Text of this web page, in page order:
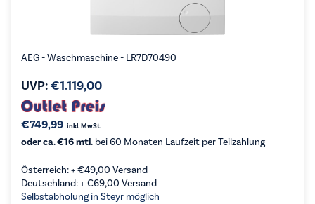
AEG - Waschmaschine - LR7D70490
UVP:€1.119,00
€749,99 inkl. MwSt.
oder ca. €16 mtl. bei 60 Monaten Laufzeit per Teilzahlung
Österreich: +€49,00 Versand
Deutschland: +€69,00 Versand
Selbstabholung in Steyr möglich